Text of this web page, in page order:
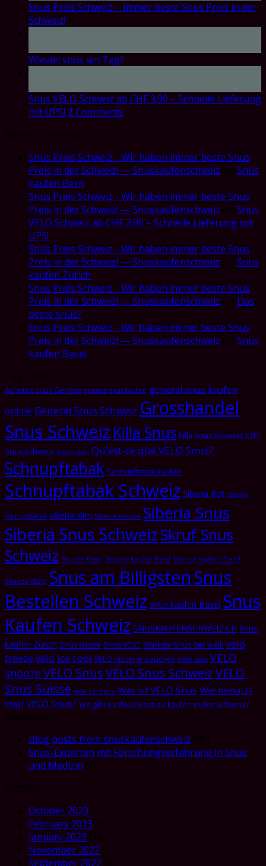
Snus Preis Schweiz – Immer beste Snus Preis in der
Schweiz!
Wieviel snus am Tag?
Snus VELO Schweiz ab CHF 3.90 – Schnelle Lieferung
mit UPS! 2Comments
Snus Preis Schweiz - Wir haben immer beste Snus
Preis in der Schweiz! — Snuskaufenschweiz
Snus
kaufen Bern
Snus Preis Schweiz - Wir haben immer beste Snus
Preis in der Schweiz! — Snuskaufenschweiz
Snus
VELO Schweiz ab CHF 3.90 – Schnelle Lieferung mit
UPS!
Snus Preis Schweiz - Wir haben immer beste Snus
Preis in der Schweiz! — Snuskaufenschweiz
Snus
kaufen Zürich
Snus Preis Schweiz - Wir haben immer beste Snus
Preis in der Schweiz! — Snuskaufenschweiz
Das
beste snus?
Snus Preis Schweiz - Wir haben immer beste Snus
Preis in der Schweiz! — Snuskaufenschweiz
Snus
kaufen Basel
Achetez snus Genève general snus kaufen general snus kaufen
online General Snus Schweiz Grosshandel
Snus Schweiz Killa Snus Killa Snus Schweiz LYFT
Snus Schweiz pablo snus Qu'est-ce que VELO Snus?
Schnupftabak Schnupftabak kaufen
Schnupftabak Schweiz Siberia Rot Siberia
schnupftabak siberia slim Siberia snooze Siberia Snus
Siberia Snus SchweizSkruf Snus
Schweiz Snooze Basel Snooze kaufen Basel Snooze kaufen Zürich
Snooze VELO Snus am BilligstenSnus
Bestellen Schweiz Snus kaufen Basel Snus
Kaufen Schweiz SNUSKAUFENSCHWEIZ.CH Snus
kaufen Zürich Snus suisse Snus VELO Stärkste Snus der welt! velo
freeze velo ice cool VELO nicotine pouches velo snis VELO
snooze VELO SnusVELO Snus SchweizVELO
Snus Suisse velo x freeze Was ist VELO Snus Wie benutzt
man VELO Snus? Wo gibt es VELO Snus zu kaufen in der Schweiz?
Blog posts from snuskaufenschweiz
Snus-Experten mit Forschungserfahrung in Snus
und Medizin
October 2023
February 2023
January 2023
November 2022
September 2022